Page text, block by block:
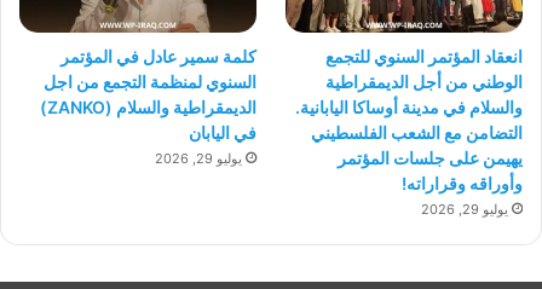
انعقاد المؤتمر السنوي للتجمع
الوطني من أجل الديمقراطية
والسلام في مدينة أوساكا اليابانية.
التضامن مع الشعب الفلسطيني
يهيمن على جلسات المؤتمر
وأوراقه وقراراته!
يوليو 29, 2026
كلمة سمير عادل في المؤتمر
السنوي لمنظمة التجمع من اجل
الديمقراطية والسلام (ZANKO)
في اليابان
يوليو 29, 2026